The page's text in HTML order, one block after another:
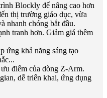
Blockly để nâng cao hơn
thị trường giáo dục, vừa
nhanh chóng bắt đầu.
tranh hơn. Giảm giá thêm
ứng khả năng sáng tạo
điểm của dòng Z-Arm.
dễ triển khai, ứng dụng